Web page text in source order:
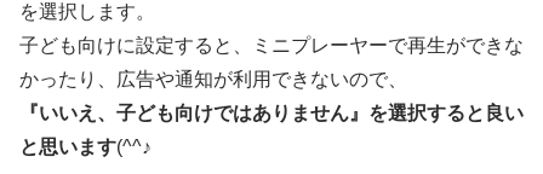
を選択します。
子ども向けに設定すると、ミニプレーヤーで再生ができな
かったり、広告や通知が利用できないので、
『いいえ、子ども向けではありません』を選択すると良い
と思います(^^♪